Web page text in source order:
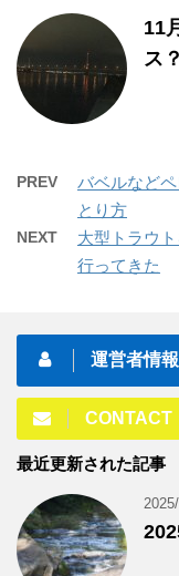
11
ス
PREV
バベルなど
とり方
NEXT
大型トラウ
行ってきた
運営者情報
CONTACT
最近更新された記事